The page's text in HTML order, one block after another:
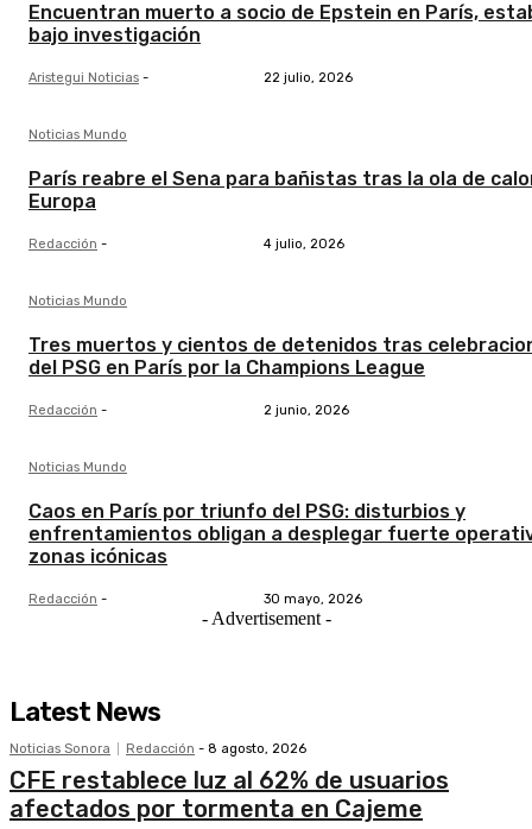
Encuentran muerto a socio de Epstein en París,
bajo investigación
Aristegui Noticias - 22 julio, 2026
Noticias Mundo
París reabre el Sena para bañistas tras la ola de
Europa
Redacción - 4 julio, 2026
Noticias Mundo
Tres muertos y cientos de detenidos tras
del PSG en París por la Champions League
Redacción - 2 junio, 2026
Noticias Mundo
Caos en París por triunfo del PSG: disturbios y
enfrentamientos obligan a desplegar fuerte
zonas icónicas
Redacción - 30 mayo, 2026
- Advertisement -
Latest News
Noticias Sonora Redacción - 8 agosto, 2026
CFE restablece luz al 62% de usuarios
afectados por tormenta en Cajeme